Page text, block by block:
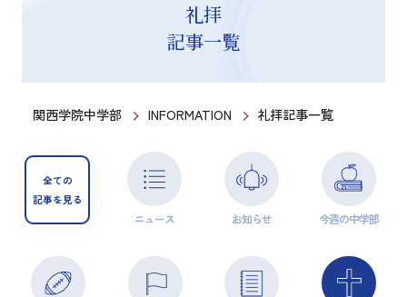
礼拝
記事一覧
関西学院中学部 INFORMATION 礼拝記事一覧
全ての
記事を見る
ニュース お知らせ 今週の中学部